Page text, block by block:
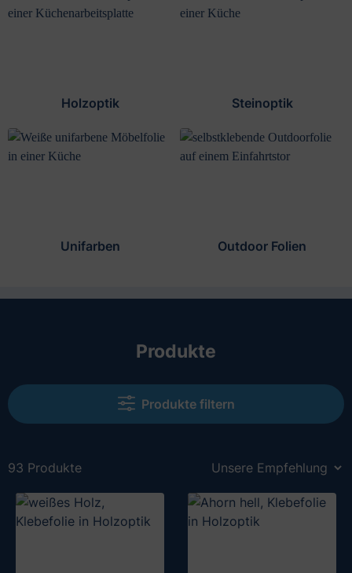
Holzoptik Steinoptik
Unifarben Outdoor Folien
Produkte
Produkte filtern
93 Produkte